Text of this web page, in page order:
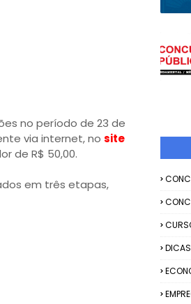
no período de 23 de
via internet, no site
de R$ 50,00.
em três etapas,
DICAS